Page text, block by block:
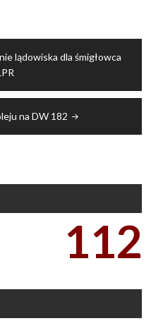
lądowiska dla śmigłowca
na DW 182
112